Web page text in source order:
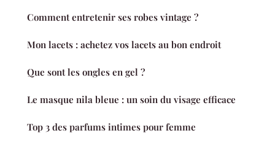
Comment entretenir ses robes vintage ?
Mon lacets : achetez vos lacets au bon endroit
Que sont les ongles en gel ?
Le masque nila bleue : un soin du visage efficace
Top 3 des parfums intimes pour femme